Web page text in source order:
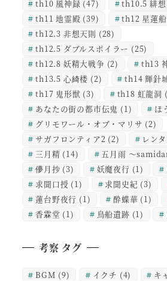
th10 風神録 (47) th10.5 緋想
th11 地霊殿 (39) th12 星蓮船
th12.3 非想天則 (28)
th12.5 ダブルスポイラー (25)
th12.8 妖精大戦争 (2) th13
th13.5 心綺楼 (2) th14 輝針
th17 鬼形獣 (3) th18 虹龍洞
あなたの街の都市伝鬼 (1) ほ
グリモワール・オブ・マリサ (2)
サガフロンティア2 (2) レン
三月精 (14) 五月雨 ～
儚月抄 (3) 妖魔夜行 (1)
求聞口授 (1) 求聞史紀 (3)
蓮台野夜行 (1) 酔蝶華 (1)
香霖堂 (1) 鳥船遺跡 (1)
考察 タグ
BGM (9) イクチ (4) キ